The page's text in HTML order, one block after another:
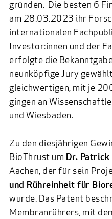
gründen. Die besten 6
am 28.03.2023 ihr
internationalen
Investor:innen und der
erfolgte die
neunköpfige Jury
gleichwertigen, mit je
gingen an
und Wiesbaden.
Zu den diesjährigen
BioThrust um Dr. Patrick
Aachen, der für sein
und Rühreinheit für
wurde. Das Patent
Membranrührers, mit